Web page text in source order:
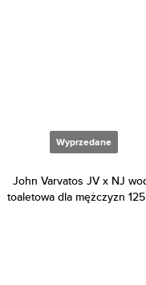
Wyprzedane
John Varvatos JV x NJ
toaletowa dla mężczyzn